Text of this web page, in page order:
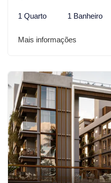
1 Quarto 1 Banheiro
Mais informações